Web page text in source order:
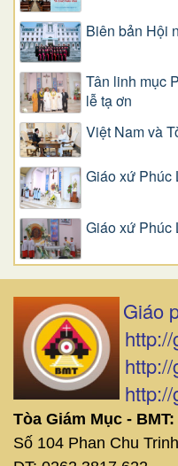
Biên bản Hội
Tân linh mục
lễ tạ ơn
Việt Nam và
Giáo xứ Phúc
Giáo xứ Phúc
Giáo
Tòa Giám Mục - BMT:
Số 104 Phan Chu